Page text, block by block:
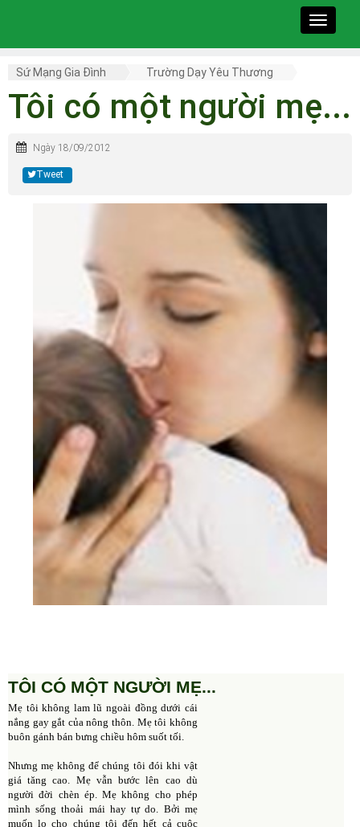
Toggle
Sứ Mạng Gia Đình Trường Dạy Yêu Thương
Tôi có một người mẹ...
Ngày 18/09/2012
Tweet
TÔI CÓ MỘT NGƯỜI MẸ...
Mẹ tôi không lam lũ ngoài đồng dưới cái
nắng gay gắt của nông thôn. Mẹ tôi không
buôn gánh bán bưng chiều hôm suốt tối.
Nhưng mẹ không để chúng tôi đói khi vật
giá tăng cao. Mẹ vẫn bước lên cao dù
người đời chèn ép. Mẹ không cho phép
mình sống thoải mái hay tự do. Bởi mẹ
muốn lo cho chúng tôi đến hết cả cuộc